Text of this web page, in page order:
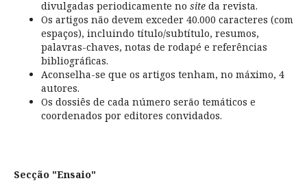
divulgadas periodicamente no siteda revista.
Os artigos não devem exceder 40.000 caracteres (com
espaços), incluindo título/subtítulo, resumos,
palavras-chaves, notas de rodapé e referências
bibliográficas.
Aconselha-se que os artigos tenham, no máximo, 4
autores.
Os dossiês de cada número serão temáticos e
coordenados por editores convidados.
Secção "Ensaio"